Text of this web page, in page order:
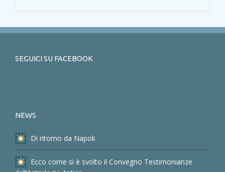
SEGUICI SU FACEBOOK
NEWS
Di ritorno da Napoli
Ecco come si è svolto il Convegno Testimonianze